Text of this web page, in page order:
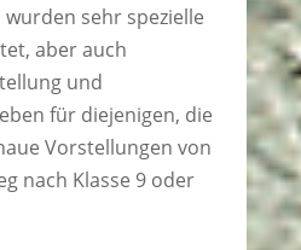
wurden sehr spezielle
aber auch
und
für diejenigen, die
Vorstellungen von
nach Klasse 9 oder